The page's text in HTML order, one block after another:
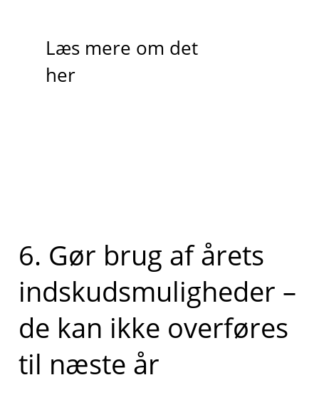
Læs mere om det
her
6. Gør brug af årets
indskudsmuligheder –
de kan ikke overføres
til næste år